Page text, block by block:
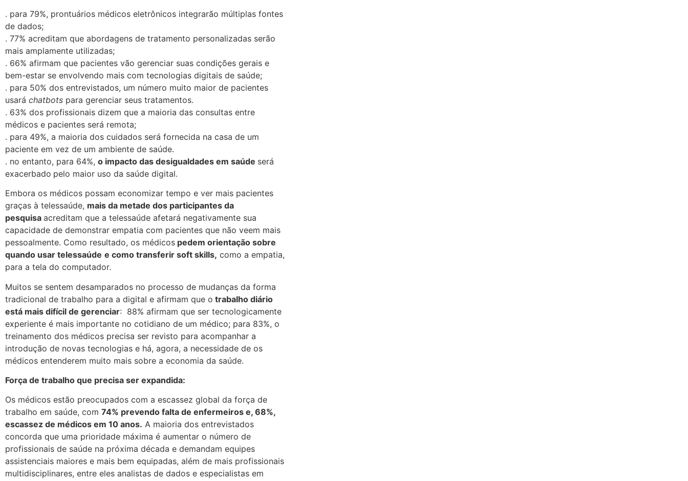
. para 79%, prontuários médicos eletrônicos integrarão múltiplas fontes
de dados;
. 77% acreditam que abordagens de tratamento personalizadas serão
mais amplamente utilizadas;
. 66% afirmam que pacientes vão gerenciar suas condições gerais e
bem-estar se envolvendo mais com tecnologias digitais de saúde;
. para 50% dos entrevistados, um número muito maior de pacientes
usará chatbots para gerenciar seus tratamentos.
. 63% dos profissionais dizem que a maioria das consultas entre
médicos e pacientes será remota;
. para 49%, a maioria dos cuidados será fornecida na casa de um
paciente em vez de um ambiente de saúde.
. no entanto, para 64%, o impacto das desigualdades em saúde será
exacerbado pelo maior uso da saúde digital.
Embora os médicos possam economizar tempo e ver mais pacientes
graças à telessaúde, mais da metade dos participantes da
pesquisa acreditam que a telessaúde afetará negativamente sua
capacidade de demonstrar empatia com pacientes que não veem mais
pessoalmente. Como resultado, os médicos pedem orientação sobre
quando usar telessaúde e como transferir soft skills, como a empatia,
para a tela do computador.
Muitos se sentem desamparados no processo de mudanças da forma
tradicional de trabalho para a digital e afirmam que o trabalho diário
está mais difícil de gerenciar: 88% afirmam que ser tecnologicamente
experiente é mais importante no cotidiano de um médico; para 83%, o
treinamento dos médicos precisa ser revisto para acompanhar a
introdução de novas tecnologias e há, agora, a necessidade de os
médicos entenderem muito mais sobre a economia da saúde.
Força de trabalho que precisa ser expandida:
Os médicos estão preocupados com a escassez global da força de
trabalho em saúde, com 74% prevendo falta de enfermeiros e, 68%,
escassez de médicos em 10 anos. A maioria dos entrevistados
concorda que uma prioridade máxima é aumentar o número de
profissionais de saúde na próxima década e demandam equipes
assistenciais maiores e mais bem equipadas, além de mais profissionais
multidisciplinares, entre eles analistas de dados e especialistas em